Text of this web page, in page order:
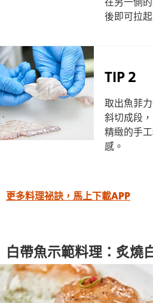
後即可拉
TIP 2
取出魚菲
斜切成段
精緻的手
感。
更多料理祕訣，馬上下載APP
白帶魚示範料理：炙燒